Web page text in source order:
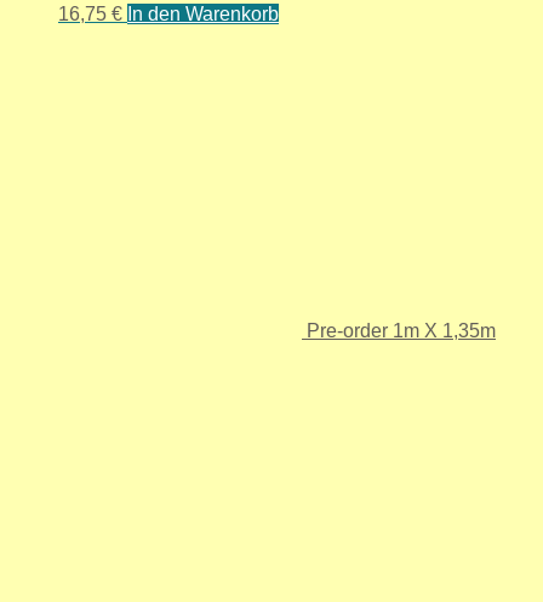
16,75 € In den Warenkorb
Pre-order 1m X 1,35m